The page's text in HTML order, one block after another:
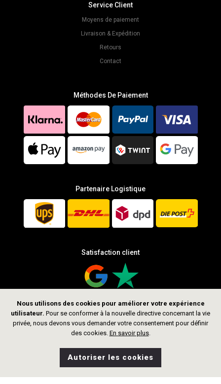
Nous utilisons des cookies pour améliorer votre expérience
utilisateur. Pour se conformer à la nouvelle directive concernant la vie
privée, nous devons vous demander votre consentement pour définir
des cookies. En savoir plus.
Autoriser les cookies
Service Client
Moyens de paiement
Livraison & Expédition
Retours
Contact
Méthodes De Paiement
Partenaire Logistique
Satisfaction client
Suis-nous
99,00 CHFRecherche Boutique Souhaits